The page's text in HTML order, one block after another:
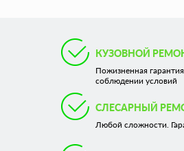
КУЗОВНОЙ
Пожизненная
соблюдении условий
СЛЕСАРНЫЙ
Любой сложности.